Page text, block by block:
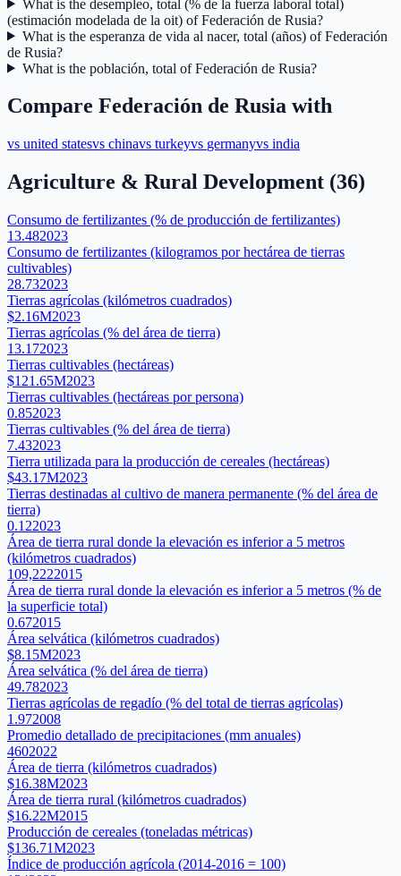
What is the desempleo, total (% de la fuerza laboral total)
(estimación modelada de la oit) of Federación de Rusia?
What is the esperanza de vida al nacer, total (años) of Federación
de Rusia?
What is the población, total of Federación de Rusia?
Compare Federación de Rusia with
vs united statesvs chinavs turkeyvs germanyvs india
Agriculture & Rural Development (36)
Consumo de fertilizantes (% de producción de fertilizantes)
13.482023
Consumo de fertilizantes (kilogramos por hectárea de tierras
cultivables)
28.732023
Tierras agrícolas (kilómetros cuadrados)
$2.16M2023
Tierras agrícolas (% del área de tierra)
13.172023
Tierras cultivables (hectáreas)
$121.65M2023
Tierras cultivables (hectáreas por persona)
0.852023
Tierras cultivables (% del área de tierra)
7.432023
Tierra utilizada para la producción de cereales (hectáreas)
$43.17M2023
Tierras destinadas al cultivo de manera permanente (% del área de
tierra)
0.122023
Área de tierra rural donde la elevación es inferior a 5 metros
(kilómetros cuadrados)
109,2222015
Área de tierra rural donde la elevación es inferior a 5 metros (% de
la superficie total)
0.672015
Área selvática (kilómetros cuadrados)
$8.15M2023
Área selvática (% del área de tierra)
49.782023
Tierras agrícolas de regadío (% del total de tierras agrícolas)
1.972008
Promedio detallado de precipitaciones (mm anuales)
4602022
Área de tierra (kilómetros cuadrados)
$16.38M2023
Área de tierra rural (kilómetros cuadrados)
$16.22M2015
Producción de cereales (toneladas métricas)
$136.71M2023
Índice de producción agrícola (2014-2016 = 100)